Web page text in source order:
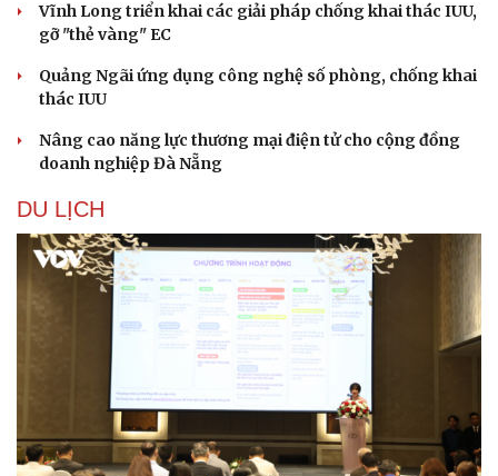
Vĩnh Long triển khai các giải pháp chống khai thác IUU,
gỡ "thẻ vàng" EC
Quảng Ngãi ứng dụng công nghệ số phòng, chống khai
thác IUU
Nâng cao năng lực thương mại điện tử cho cộng đồng
doanh nghiệp Đà Nẵng
DU LỊCH